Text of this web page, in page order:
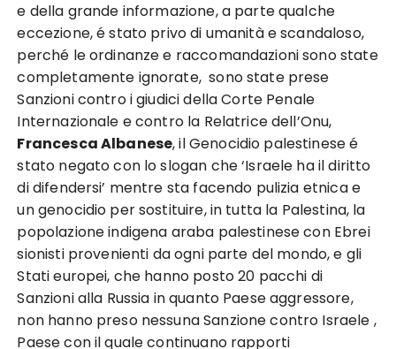
e della grande informazione, a parte qualche
eccezione, é stato privo di umanità e scandaloso,
perché le ordinanze e raccomandazioni sono state
completamente ignorate, sono state prese
Sanzioni contro i giudici della Corte Penale
Internazionale e contro la Relatrice dell’Onu,
Francesca Albanese, il Genocidio palestinese é
stato negato con lo slogan che ‘Israele ha il diritto
di difendersi’ mentre sta facendo pulizia etnica e
un genocidio per sostituire, in tutta la Palestina, la
popolazione indigena araba palestinese con Ebrei
sionisti provenienti da ogni parte del mondo, e gli
Stati europei, che hanno posto 20 pacchi di
Sanzioni alla Russia in quanto Paese aggressore,
non hanno preso nessuna Sanzione contro Israele ,
Paese con il quale continuano rapporti